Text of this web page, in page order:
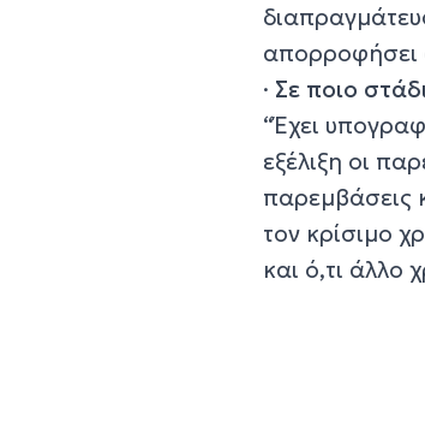
απορροφήσει
· Σε ποιο
“Έχει
εξέλιξη οι
παρεμβάσεις
τον κρίσιμο
και ό,τι άλλο